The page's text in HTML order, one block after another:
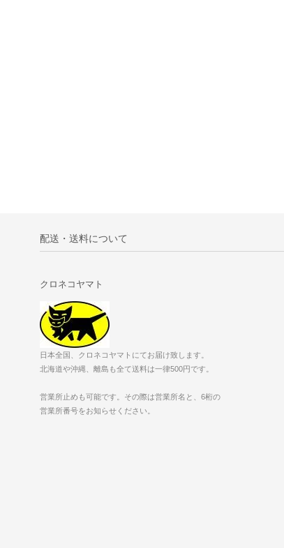
配送・送料について
クロネコヤマト
日本全国、クロネコヤマトにてお届け致します。
北海道や沖縄、離島も全て送料は一律500円です。
営業所止めも可能です。その際は営業所名と、6桁の
営業所番号をお知らせください。